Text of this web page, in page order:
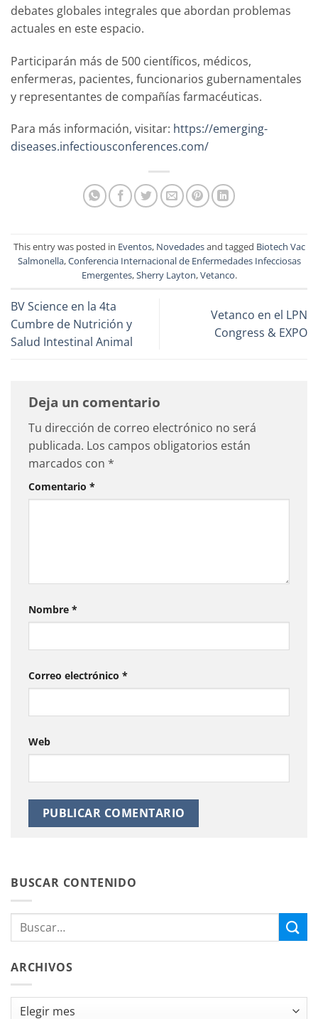
debates globales integrales que abordan problemas
actuales en este espacio.
Participarán más de 500 científicos, médicos,
enfermeras, pacientes, funcionarios gubernamentales
y representantes de compañías farmacéuticas.
Para más información, visitar: https://emerging-
diseases.infectiousconferences.com/
This entry was posted in Eventos, Novedadesand tagged Biotech Vac
Salmonella,Conferencia Internacional de Enfermedades Infecciosas
Emergentes,Sherry Layton,Vetanco.
BV Science en la 4ta
Cumbre de Nutrición y
Salud Intestinal Animal
Vetanco en el LPN
Congress & EXPO
Deja un comentario
Tu dirección de correo electrónico no será
publicada. Los campos obligatorios están
marcados con *
Comentario *
Nombre *
Correo electrónico *
Web
BUSCAR CONTENIDO
ARCHIVOS
Archivos